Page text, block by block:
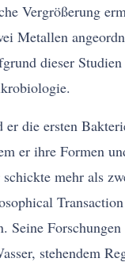
Vergrößerung
Metallen
dieser
er die ersten
er ihre Formen
mehr als
Seine
stehendem